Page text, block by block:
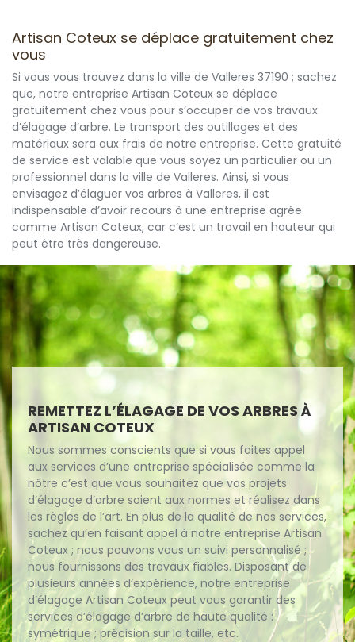
Artisan Coteux se déplace gratuitement chez
vous
Si vous vous trouvez dans la ville de Valleres 37190 ; sachez
que, notre entreprise Artisan Coteux se déplace
gratuitement chez vous pour s’occuper de vos travaux
d’élagage d’arbre. Le transport des outillages et des
matériaux sera aux frais de notre entreprise. Cette gratuité
de service est valable que vous soyez un particulier ou un
professionnel dans la ville de Valleres. Ainsi, si vous
envisagez d’élaguer vos arbres à Valleres, il est
indispensable d’avoir recours à une entreprise agrée
comme Artisan Coteux, car c’est un travail en hauteur qui
peut être très dangereuse.
REMETTEZ L’ÉLAGAGE DE VOS ARBRES À
ARTISAN COTEUX
Nous sommes conscients que si vous faites appel
aux services d’une entreprise spécialisée comme la
nôtre c’est que vous souhaitez que vos projets
d’élagage d’arbre soient aux normes et réalisez dans
les règles de l’art. En plus de la qualité de nos services,
sachez qu’en faisant appel à notre entreprise Artisan
Coteux ; nous pouvons vous un suivi personnalisé ;
nous fournissons des travaux fiables. Disposant de
plusieurs années d’expérience, notre entreprise
d’élagage Artisan Coteux peut vous garantir des
services d’élagage d’arbre de haute qualité :
symétrique ; précision sur la taille, etc.